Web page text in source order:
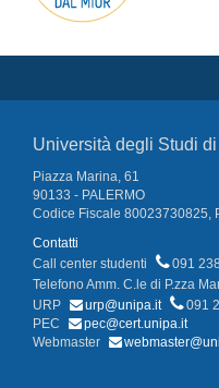
Università degli Studi
Piazza Marina, 61
90133 - PALERMO
Codice Fiscale 80023730825,
Contatti
Call center studenti
091
Telefono Amm. C.le di P.zza
URP
urp@unipa.it
091
PEC
pec@cert.unipa.it
Webmaster